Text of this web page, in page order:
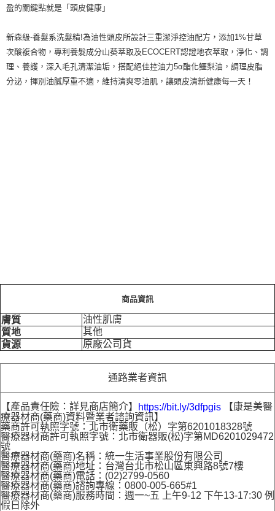
盈的關鍵點就是「頭皮健康」
新森級-養髮系洗髮精!為油性頭皮所設計三重潔淨控油配方，添加1%甘草
次酸複合物，專利養髮成分山葵萃取及ECOCERT認證地衣萃取，淨化、調
理、養護，深入毛孔清潔油垢，搭配絕佳控油力5α酯化鱷梨油，調理皮脂
分泌，揮別油膩厚重不適，維持清爽零油肌，讓頭皮清新健康每一天！
商品資訊
膚質
油性肌膚
質地
其他
貨源
原廠公司貨
通路業者資訊
【產品責任險：詳見商店簡介】 https://bit.ly/3dfpgis 【康是美醫
療器材商(藥商)資料暨業者諮詢資訊】
藥商許可執照字號：北市衛藥販（松）字第6201018328號
醫療器材商許可執照字號：北市衛器販(松)字第MD6201029472
號
醫療器材商(藥商)名稱：統一生活事業股份有限公司
醫療器材商(藥商)地址：台灣台北市松山區東興路8號7樓
醫療器材商(藥商)電話：(02)2799-0560
醫療器材商(藥商)諮詢專線：0800-005-665#1
醫療器材商(藥商)服務時間：週一~五 上午9-12 下午13-17:30 例
假日除外